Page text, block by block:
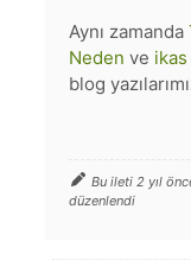
Aynı zamanda
Neden ve
blog
Bu ileti 2 yıl
düzenlendi